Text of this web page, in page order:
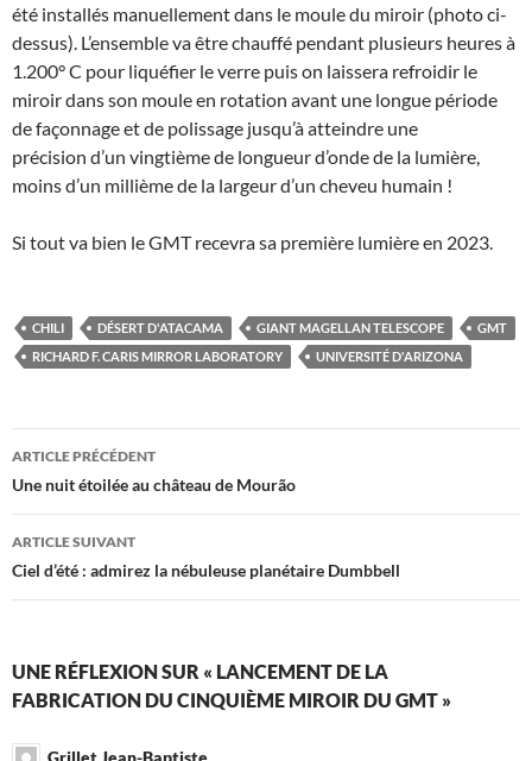
été installés manuellement dans le moule du miroir (photo ci-
dessus). L’ensemble va être chauffé pendant plusieurs heures à
1.200° C pour liquéfier le verre puis on laissera refroidir le
miroir dans son moule en rotation avant une longue période
de façonnage et de polissage jusqu’à atteindre une
précision d’un vingtième de longueur d’onde de la lumière,
moins d’un millième de la largeur d’un cheveu humain !
Si tout va bien le GMT recevra sa première lumière en 2023.
CHILI DÉSERT D'ATACAMA GIANT MAGELLAN TELESCOPE
GMT
RICHARD F. CARIS MIRROR LABORATORY
UNIVERSITÉ D'ARIZONA
Navigation
des
articles
ARTICLE PRÉCÉDENT
Une nuit étoilée au château de Mourão
ARTICLE SUIVANT
Ciel d’été : admirez la nébuleuse planétaire Dumbbell
UNE RÉFLEXION SUR « LANCEMENT DE LA
FABRICATION DU CINQUIÈME MIROIR DU GMT »
Grillet Jean-Baptiste